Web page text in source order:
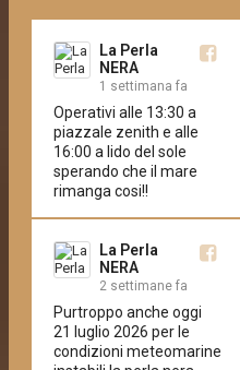
La Perla
NERA
1 settimana fa
Operativi alle 13:30 a
piazzale zenith e alle
16:00 a lido del sole
sperando che il mare
rimanga cosi!!
La Perla
NERA
2 settimane fa
Purtroppo anche oggi
21 luglio 2026 per le
condizioni meteomarine